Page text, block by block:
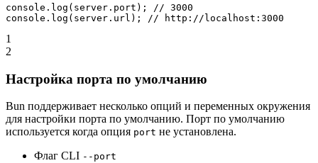
console. log (server.port);
// 3000
console. log (server.url); // http://localhost:3000
1
2
Настройка порта по умолчанию
Bun поддерживает несколько опций и переменных окружения
для настройки порта по умолчанию. Порт по умолчанию
используется когда опция port не установлена.
Флаг CLI --port